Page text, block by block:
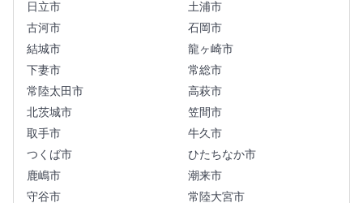
日立市
土浦市
古河市
石岡市
結城市
龍ヶ崎市
下妻市
常総市
常陸太田市
高萩市
北茨城市
笠間市
取手市
牛久市
つくば市
ひたちなか市
鹿嶋市
潮来市
守谷市
常陸大宮市